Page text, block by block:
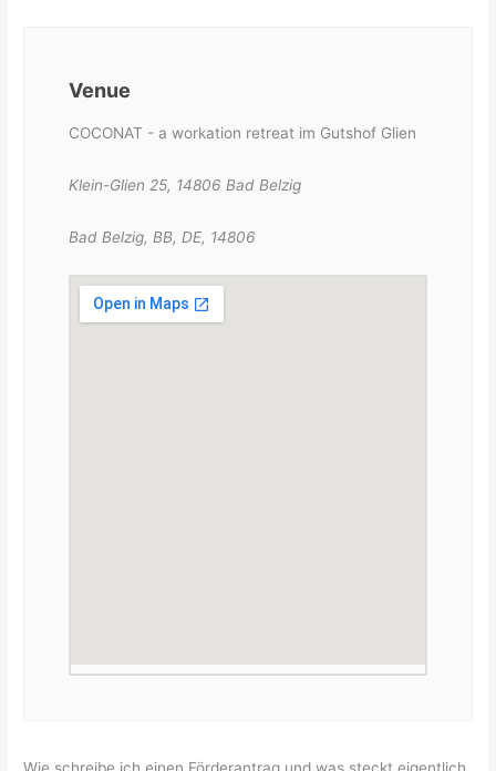
Venue
COCONAT - a workation retreat im Gutshof Glien
Klein-Glien 25, 14806 Bad Belzig
Bad Belzig, BB, DE, 14806